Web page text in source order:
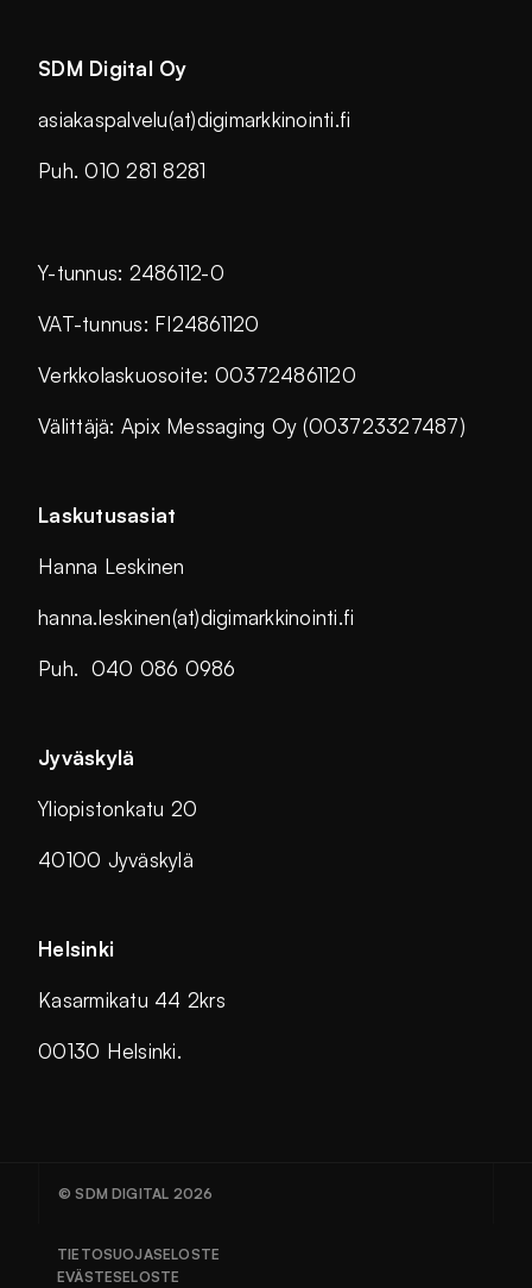
SDM Digital Oy
asiakaspalvelu(at)digimarkkinointi.fi
Puh. 010 281 8281
Y-tunnus: 2486112-0
VAT-tunnus: FI24861120
Verkkolaskuosoite: 003724861120
Välittäjä: Apix Messaging Oy (003723327487)
Laskutusasiat
Hanna Leskinen
hanna.leskinen(at)digimarkkinointi.fi
Puh. 040 086 0986
Jyväskylä
Yliopistonkatu 20
40100 Jyväskylä
Helsinki
Kasarmikatu 44 2krs
00130 Helsinki.
© SDM DIGITAL 2026
TIETOSUOJASELOSTE
EVÄSTESELOSTE